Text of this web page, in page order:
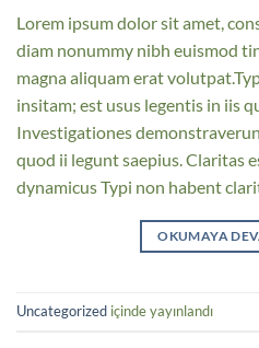
Lorem ipsum dolor sit amet,
diam nonummy nibh euismod
magna aliquam erat
insitam; est usus legentis in iis
Investigationes
quod ii legunt saepius. Claritas
dynamicus Typi non habent
OKUMAYA
Uncategorized içinde yayınlandı